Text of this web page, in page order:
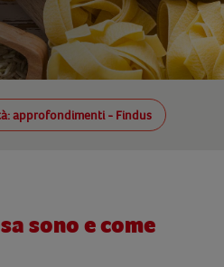
approfondimenti - Findus
sono e come